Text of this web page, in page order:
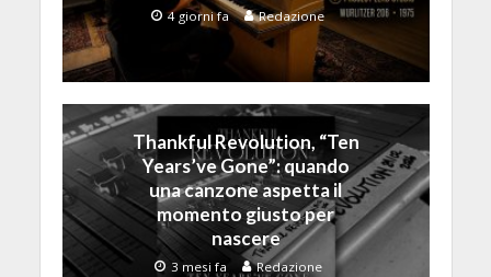
4 giorni fa Redazione
Thankful Revolution, “Ten
Years’ve Gone”: quando
una canzone aspetta il
momento giusto per
nascere
3 mesi fa Redazione